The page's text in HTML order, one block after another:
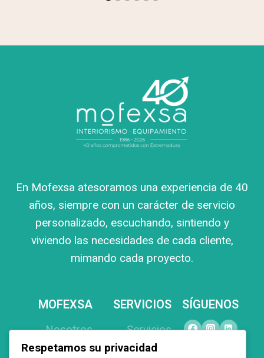
En Mofexsa atesoramos una experiencia de 40
años, siempre con un carácter de servicio
personalizado, escuchando, sintiendo y
viviendo las necesidades de cada cliente,
mimando cada proyecto.
MOFEXSA
Nosotros
Productos
SERVICIOS
Servicios
Equipamiento
SÍGUENOS
Respetamos su privacidad